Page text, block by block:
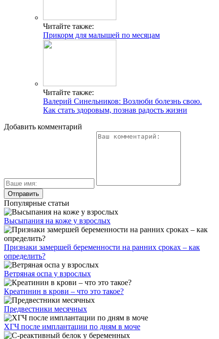
Читайте также:
Прикорм для малышей по месяцам
Читайте также:
Валерий Синельников: Возлюби болезнь свою.
Как стать здоровым, познав радость жизни
Добавить комментарий
Популярные статьи
Высыпания на коже у взрослых
Признаки замершей беременности на ранних сроках – как
определить?
Ветряная оспа у взрослых
Креатинин в крови – что это такое?
Предвестники месячных
ХГЧ после имплантации по дням в моче